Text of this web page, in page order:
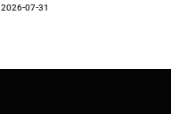
2026-07-31